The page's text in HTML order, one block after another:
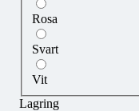
Rosa
Svart
Vit
Lagring